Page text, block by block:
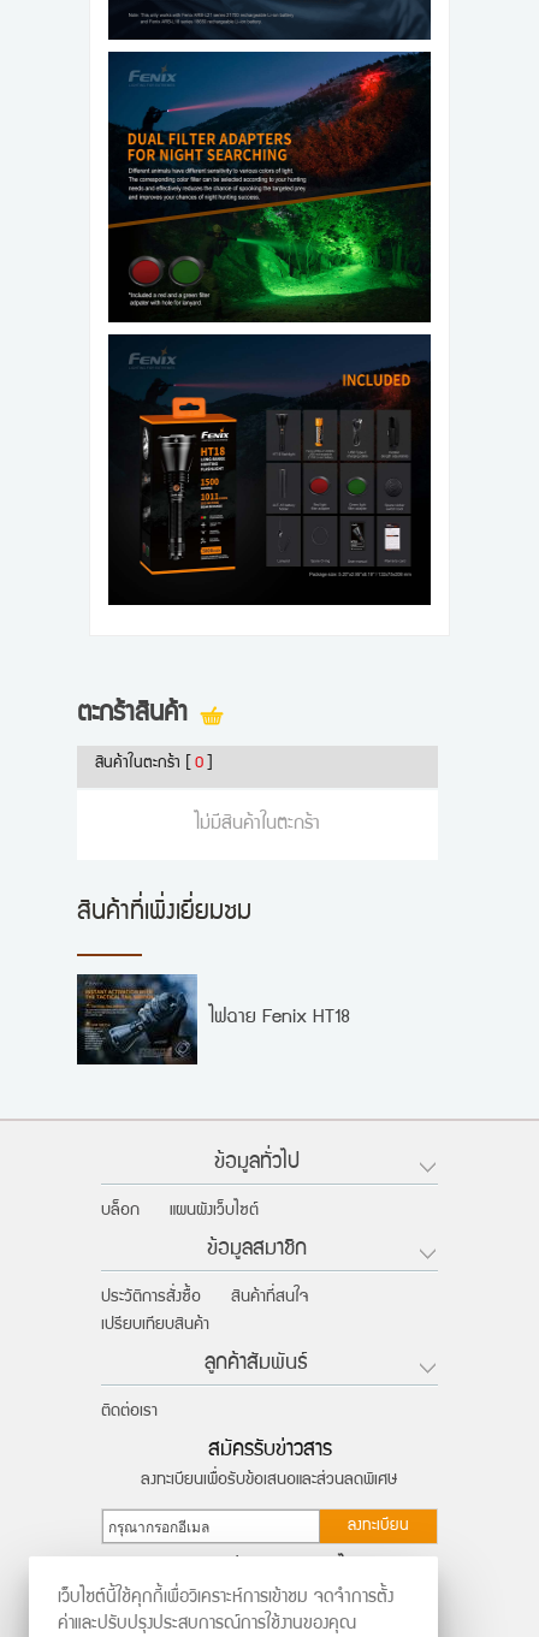
ตะกร้าสินค้า
สินค้าในตะกร้า 0
ไม่มีสินค้าในตะกร้า
สินค้าที่เพิ่งเยี่ยมชม
ไฟฉาย Fenix HT18
ข้อมูลทั่วไป
บล็อก แผนผังเว็บไซต์
ข้อมูลสมาชิก
ประวัติการสั่งซื้อ
สินค้าที่สนใจ
เปรียบเทียบสินค้า
ลูกค้าสัมพันธ์
ติดต่อเรา
สมัครรับข่าวสาร
ลงทะเบียนเพื่อรับข้อเสนอและส่วนลดพิเศษ
ลงทะเบียน
เว็บไซต์นี้ใช้คุกกี้เพื่อวิเคราะห์การเข้าชม จดจำการตั้ง
ค่าและปรับปรุงประสบการณ์การใช้งานของคุณ